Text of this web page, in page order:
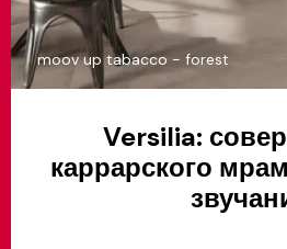
moov up tabacco - forest
Versilia:
каррарского